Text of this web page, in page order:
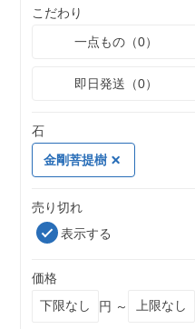
こだわり
一点もの（0）
即日発送（0）
石
金剛菩提樹
売り切れ
表示する
価格
円 ～